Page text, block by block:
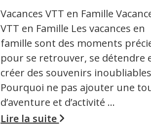
Vacances VTT en Famille
VTT en Famille Les vacances en
famille sont des moments
pour se retrouver, se détendre
créer des souvenirs
Pourquoi ne pas ajouter une
d’aventure et d’activité …
Lire la suite